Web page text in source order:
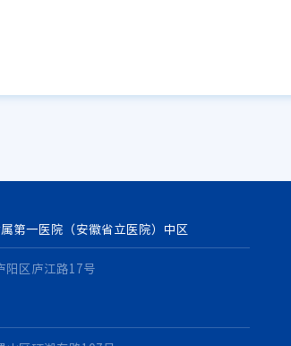
第一医院（安徽省立医院）中区
阳区庐江路17号